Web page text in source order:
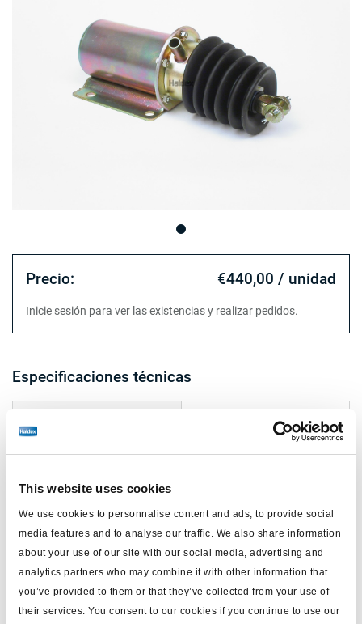
This website uses cookies
We use cookies to personnalise content and ads, to provide social
media features and to analyse our traffic. We also share information
about your use of our site with our social media, advertising and
analytics partners who may combine it with other information that
you’ve provided to them or that they’ve collected from your use of
their services. You consent to our cookies if you continue to use our
Precio: €440,00 / unidad
Inicie sesión para ver las existencias y realizar pedidos.
Especificaciones técnicas
boca M22x1.5
horquilla con
ancho horquilla (mm) 12
manguito